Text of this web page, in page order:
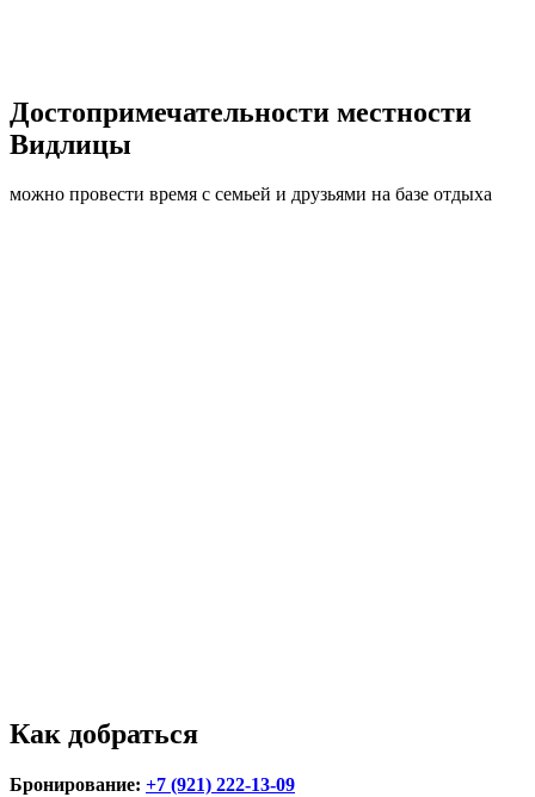
Достопримечатель­ности местности
Видлицы
можно провести время с семьей и друзьями на базе отдыха
Как добраться
Бронирование: +7 (921) 222-13-09